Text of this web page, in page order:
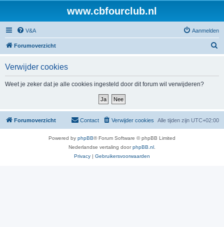
www.cbfourclub.nl
V&A Aanmelden
Forumoverzicht
Verwijder cookies
Weet je zeker dat je alle cookies ingesteld door dit forum wil verwijderen?
Forumoverzicht Alle tijden zijn UTC+02:00
Verwijder cookies
Contact
Powered by phpBB® Forum Software © phpBB Limited
Nederlandse vertaling doorphpBB.nl
Privacy | Gebruikersvoorwaarden